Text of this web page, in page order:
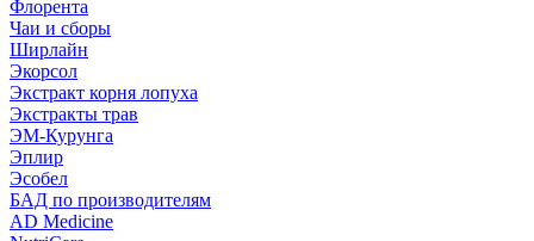
Флорента
Чаи и сборы
Ширлайн
Экорсол
Экстракт корня лопуха
Экстракты трав
ЭМ-Курунга
Эплир
Эсобел
БАД по производителям
AD Medicine